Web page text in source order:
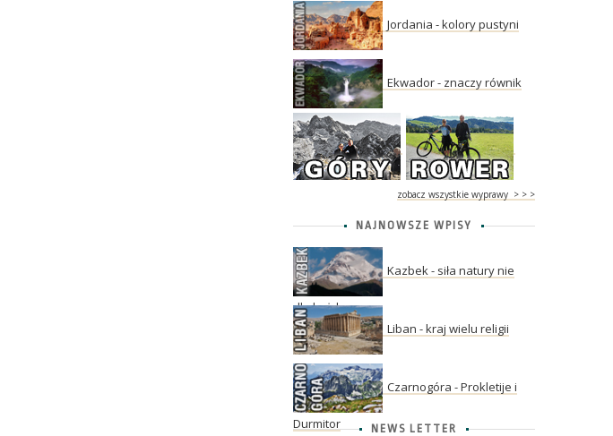
Jordania - kolory pustyni
Ekwador - znaczy równik
zobacz wszystkie wyprawy > > >
NAJNOWSZE WPISY
Kazbek - siła natury nie
dla każdego
Liban - kraj wielu religii
Czarnogóra - Prokletije i
Durmitor NEWS LETTER